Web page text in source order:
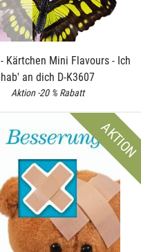
- Kärtchen Mini Flavours - Ich
hab' an dich D-K3607
Aktion -20 % Rabatt
AKTION